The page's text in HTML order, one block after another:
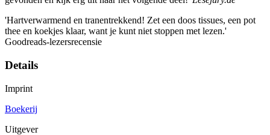
'Hartverwarmend en tranentrekkend! Zet een doos tissues, een pot
thee en koekjes klaar, want je kunt niet stoppen met lezen.'
Goodreads-lezersrecensie
Details
Imprint
Boekerij
Uitgever